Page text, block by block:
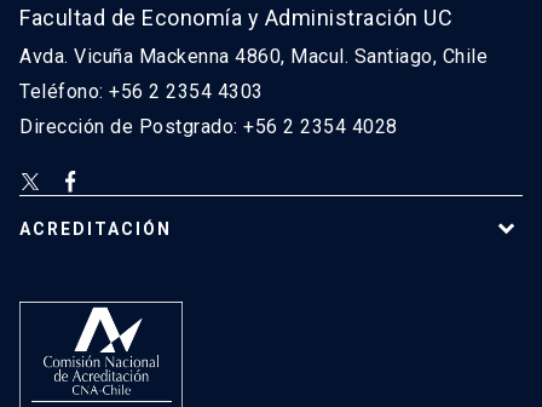
Facultad de Economía y Administración UC
Avda. Vicuña Mackenna 4860, Macul. Santiago, Chile
Teléfono: +56 2 2354 4303
Dirección de Postgrado: +56 2 2354 4028
ACREDITACIÓN